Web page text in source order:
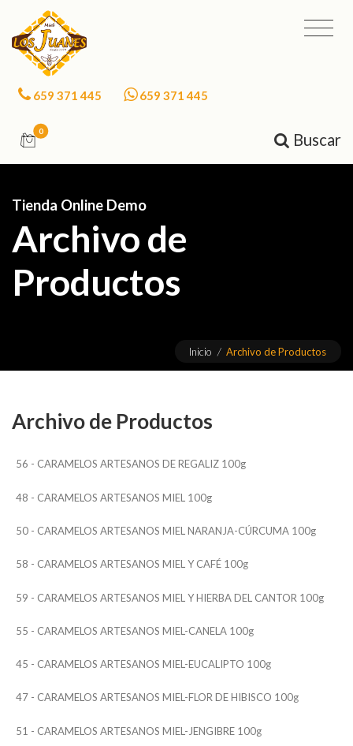
659 371 445 659 371 445
0 Buscar
Tienda Online Demo
Archivo de
Productos
Inicio / Archivo de Productos
Archivo de Productos
56 - CARAMELOS ARTESANOS DE REGALIZ 100g
48 - CARAMELOS ARTESANOS MIEL 100g
50 - CARAMELOS ARTESANOS MIEL NARANJA-CÚRCUMA 100g
58 - CARAMELOS ARTESANOS MIEL Y CAFÉ 100g
59 - CARAMELOS ARTESANOS MIEL Y HIERBA DEL CANTOR 100g
55 - CARAMELOS ARTESANOS MIEL-CANELA 100g
45 - CARAMELOS ARTESANOS MIEL-EUCALIPTO 100g
47 - CARAMELOS ARTESANOS MIEL-FLOR DE HIBISCO 100g
51 - CARAMELOS ARTESANOS MIEL-JENGIBRE 100g